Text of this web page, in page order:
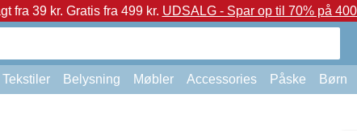
fra 39 kr. Gratis fra 499 kr. UDSALG - Spar op til 70% på
Tekstiler Belysning Møbler Accessories Påske Børn